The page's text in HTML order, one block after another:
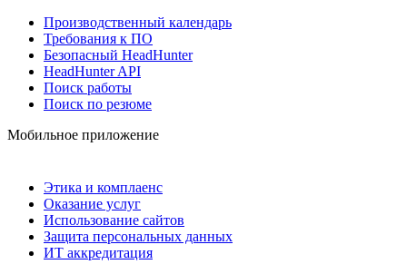
Производственный календарь
Требования к ПО
Безопасный HeadHunter
HeadHunter API
Поиск работы
Поиск по резюме
Мобильное приложение
Этика и комплаенс
Оказание услуг
Использование сайтов
Защита персональных данных
ИТ аккредитация